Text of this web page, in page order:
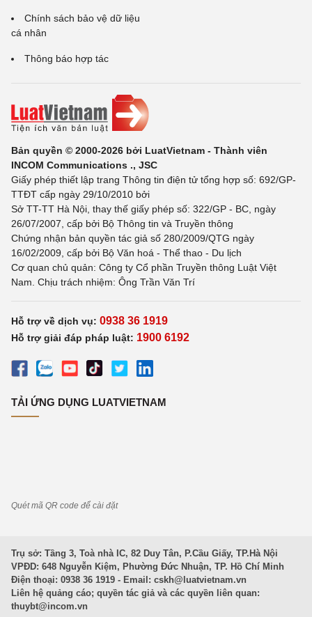
Chính sách bảo vệ dữ liệu
cá nhân
Thông báo hợp tác
Bản quyền © 2000-2026 bởi LuatVietnam - Thành viên
INCOM Communications ., JSC
Giấy phép thiết lập trang Thông tin điện tử tổng hợp số: 692/GP-
TTĐT cấp ngày 29/10/2010 bởi
Sở TT-TT Hà Nội, thay thế giấy phép số: 322/GP - BC, ngày
26/07/2007, cấp bởi Bộ Thông tin và Truyền thông
Chứng nhận bản quyền tác giả số 280/2009/QTG ngày
16/02/2009, cấp bởi Bộ Văn hoá - Thể thao - Du lịch
Cơ quan chủ quản: Công ty Cổ phần Truyền thông Luật Việt
Nam. Chịu trách nhiệm: Ông Trần Văn Trí
Hỗ trợ về dịch vụ: 0938 36 1919
Hỗ trợ giải đáp pháp luật: 1900 6192
TẢI ỨNG DỤNG LUATVIETNAM
Quét mã QR code để cài đặt
Trụ sở: Tầng 3, Toà nhà IC, 82 Duy Tân, P.Cầu Giấy, TP.Hà Nội
VPĐD: 648 Nguyễn Kiệm, Phường Đức Nhuận, TP. Hồ Chí Minh
Điện thoại: 0938 36 1919 - Email: cskh@luatvietnam.vn
Liên hệ quảng cáo; quyền tác giả và các quyền liên quan:
thuybt@incom.vn